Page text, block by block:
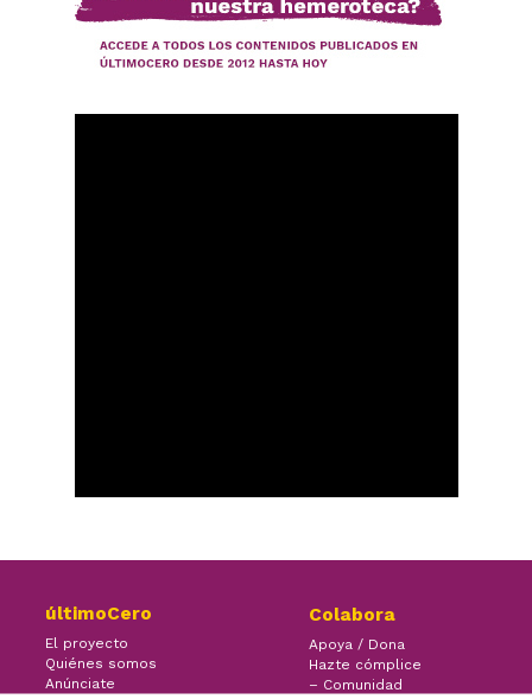
últimoCero
El proyecto
Quiénes somos
Anúnciate
Colabora
Apoya / Dona
Hazte cómplice
– Comunidad